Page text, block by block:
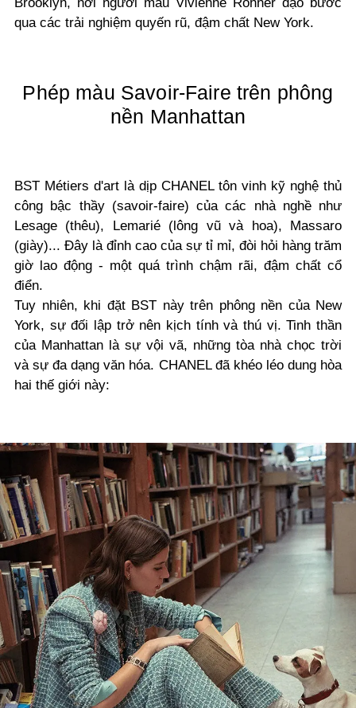
qua các trải nghiệm quyến rũ, đậm chất New York.
Phép màu Savoir-Faire trên phông
nền Manhattan
BST Métiers d'art là dịp CHANEL tôn vinh kỹ nghệ thủ
công bậc thầy (savoir-faire) của các nhà nghề như
Lesage (thêu), Lemarié (lông vũ và hoa), Massaro
(giày)... Đây là đỉnh cao của sự tỉ mỉ, đòi hỏi hàng trăm
giờ lao động - một quá trình chậm rãi, đậm chất cổ
điển.
Tuy nhiên, khi đặt BST này trên phông nền của New
York, sự đối lập trở nên kịch tính và thú vị. Tinh thần
của Manhattan là sự vội vã, những tòa nhà chọc trời
và sự đa dạng văn hóa. CHANEL đã khéo léo dung hòa
hai thế giới này: